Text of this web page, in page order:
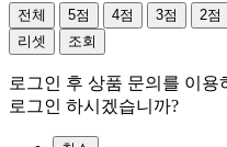
전체 5점 4점 3점 2점
리셋
조회
로그인 후 상품 문의를 이용
로그인 하시겠습니까?